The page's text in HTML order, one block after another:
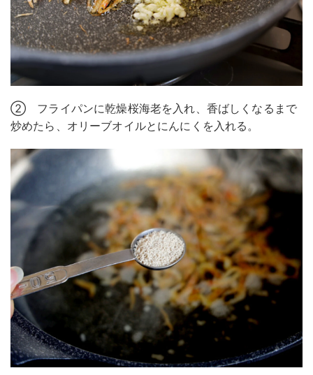
② フライパンに乾燥桜海老を入れ、香ばしくなるまで
炒めたら、オリーブオイルとにんにくを入れる。